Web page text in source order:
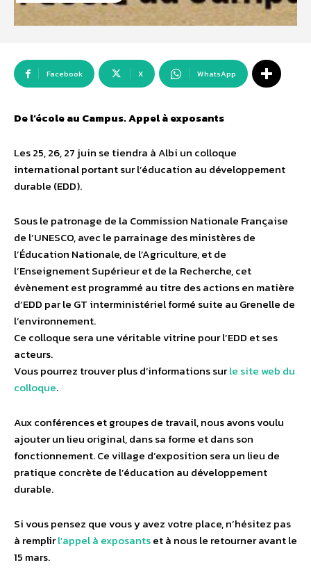
Facebook X WhatsApp
De l’école au Campus. Appel à exposants
Les 25, 26, 27 juin se tiendra à Albi un colloque
international portant sur l’éducation au développement
durable (EDD).
Sous le patronage de la Commission Nationale Française
de l’UNESCO, avec le parrainage des ministères de
l’Éducation Nationale, de l’Agriculture, et de
l’Enseignement Supérieur et de la Recherche, cet
évènement est programmé au titre des actions en matière
d’EDD par le GT interministériel formé suite au Grenelle de
l’environnement.
Ce colloque sera une véritable vitrine pour l’EDD et ses
acteurs.
Vous pourrez trouver plus d’informations surle site web du
colloque.
Aux conférences et groupes de travail, nous avons voulu
ajouter un lieu original, dans sa forme et dans son
fonctionnement. Ce village d’exposition sera un lieu de
pratique concrète de l’éducation au développement
durable.
Si vous pensez que vous y avez votre place, n’hésitez pas
à remplirl’appel à exposantset à nous le retourner avant le
15 mars.